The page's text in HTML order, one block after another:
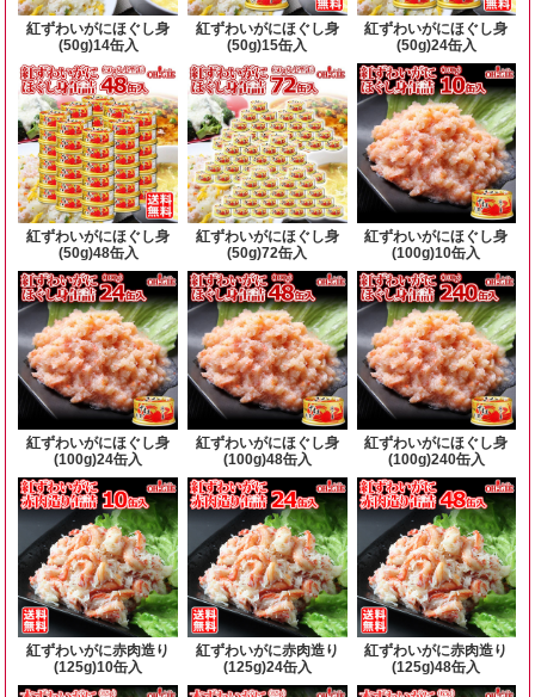
紅ずわいがにほぐし身
(50g)14缶入
紅ずわいがにほぐし身
(50g)15缶入
紅ずわいがにほぐし身
(50g)24缶入
紅ずわいがにほぐし身
(50g)48缶入
紅ずわいがにほぐし身
(50g)72缶入
紅ずわいがにほぐし身
(100g)10缶入
紅ずわいがにほぐし身
(100g)24缶入
紅ずわいがにほぐし身
(100g)48缶入
紅ずわいがにほぐし身
(100g)240缶入
紅ずわいがに赤肉造り
(125g)10缶入
紅ずわいがに赤肉造り
(125g)24缶入
紅ずわいがに赤肉造り
(125g)48缶入